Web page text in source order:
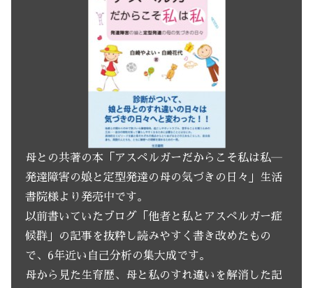
母との共著の本「アスペルガーだからこそ私は私―
発達障害の娘と定型発達の母の気づきの日々」生活
書院様より発売中です。
以前書いていたブログ「他者と私とアスペルガー症
候群」の記事を抜粋し読みやすく書き改めたもの
で、6年近い自己分析の集大成です。
母から見た生育歴、母と私のすれ違いを解消した記